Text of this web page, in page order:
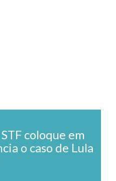
coloque em
o caso de Lula